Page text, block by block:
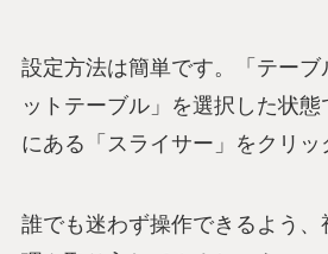
設定方法は簡単です。「テーブ
ットテーブル」を選択した状
にある「スライサー」をクリッ
誰でも迷わず操作できるよう、